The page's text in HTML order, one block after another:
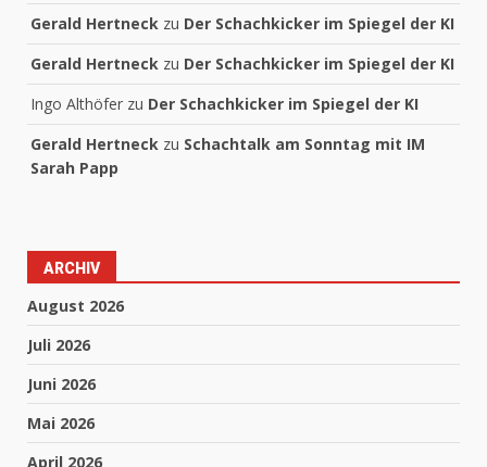
Gerald Hertneck zu Der Schachkicker im Spiegel der KI
Gerald Hertneck zu Der Schachkicker im Spiegel der KI
Ingo Althöfer zu Der Schachkicker im Spiegel der KI
Gerald Hertneck zu Schachtalk am Sonntag mit IM
Sarah Papp
ARCHIV
August 2026
Juli 2026
Juni 2026
Mai 2026
April 2026